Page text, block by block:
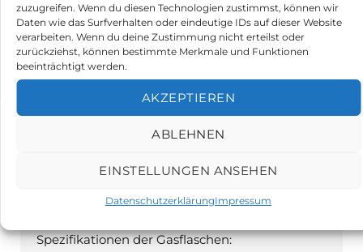
zuzugreifen. Wenn du diesen Technologien zustimmst, können wir
Daten wie das Surfverhalten oder eindeutige IDs auf dieser Website
verarbeiten. Wenn du deine Zustimmung nicht erteilst oder
zurückziehst, können bestimmte Merkmale und Funktionen
beeinträchtigt werden.
AKZEPTIEREN
ABLEHNEN
EINSTELLUNGEN ANSEHEN
DatenschutzerklärungImpressum
196,00€
PRODUKTBESCHREIBUNG
Beschreibung
Spezifikationen der Gasflaschen: